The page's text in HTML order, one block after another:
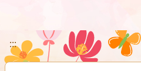
:::